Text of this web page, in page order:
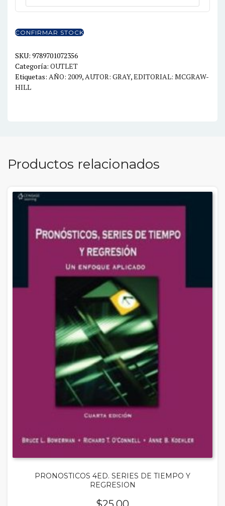
4ED.
CONFIRMAR STOCK
SKU: 9789701072356
Categoría: OUTLET
Etiquetas: AÑO: 2009, AUTOR: GRAY,EDITORIAL: MCGRAW-
HILL
Productos relacionados
PRONOSTICOS 4ED. SERIES DE TIEMPO Y
REGRESION